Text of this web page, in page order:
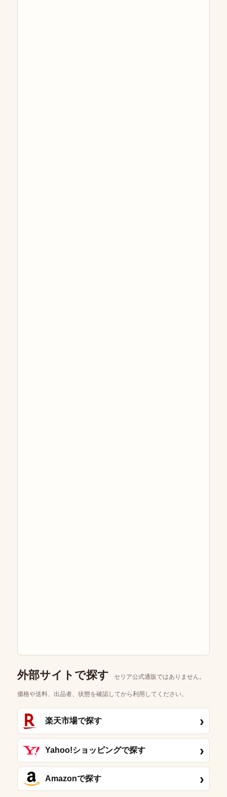
外部サイトで探す セリア公式通販ではありません。
価格や送料、出品者、状態を確認してから利用してください。
楽天市場で探す ›
Yahoo!ショッピングで探す ›
Amazonで探す ›